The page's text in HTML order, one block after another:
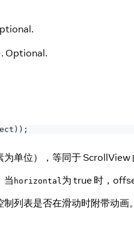
Optional.
) ) ;
单位），等同于 ScrollView
当 horizontal为 true 时，
制列表是否在滑动时附带动画